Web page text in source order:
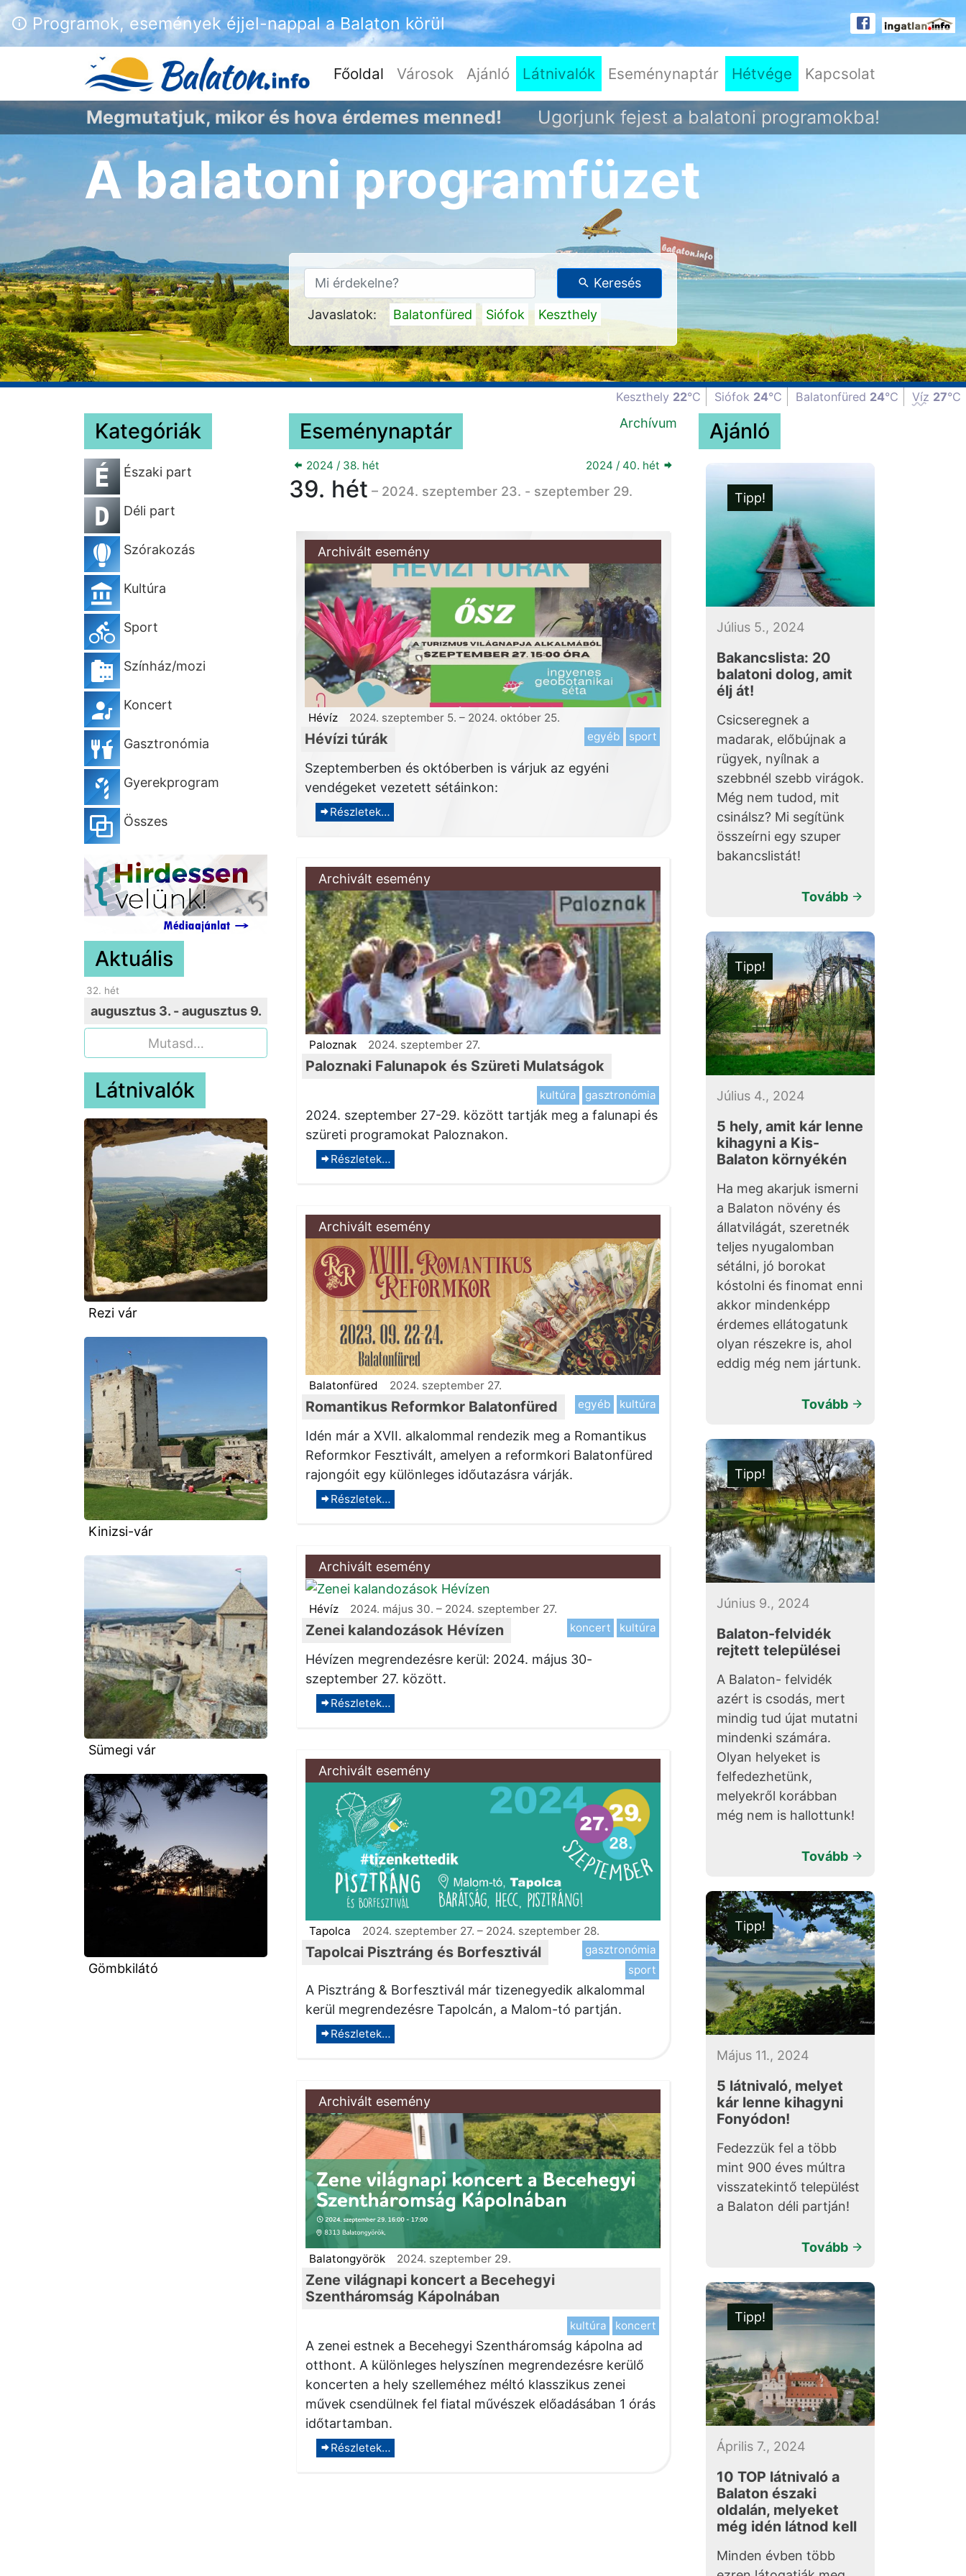
Programok, események éjjel-nappal a Balaton körül
Főoldal (current)
Városok Ajánló Látnivalók Eseménynaptár Hétvége Kapcsolat
Megmutatjuk, mikor és hova érdemes menned! Ugorjunk fejest a balatoni programokba!
A balatoni programfüzet
Keresés
Javaslatok: Balatonfüred Siófok Keszthely
Keszthely 22°C Siófok 24°C Balatonfüred 24°C Víz 27°C
Kategóriák
É Északi part
D Déli part
Szórakozás
Kultúra
Sport
Színház/mozi
Koncert
Gasztronómia
Gyerekprogram
Összes
Aktuális
32. hét
augusztus 3. - augusztus 9.
Mutasd…
Látnivalók
Rezi vár
Kinizsi-vár
Sümegi vár
Gömbkilátó
Eseménynaptár Archívum
2024 / 38. hét 2024 / 40. hét
39. hét – 2024. szeptember 23. - szeptember 29.
Archivált esemény
Hévíz 2024. szeptember 5. – 2024. október 25.
Hévízi túrák sport
egyéb
Szeptemberben és októberben is várjuk az egyéni
vendégeket vezetett sétáinkon:
Részletek…
Archivált esemény
Paloznak 2024. szeptember 27.
Paloznaki Falunapok és Szüreti Mulatságok
gasztronómia
kultúra
2024. szeptember 27-29. között tartják meg a falunapi és
szüreti programokat Paloznakon.
Részletek…
Archivált esemény
Balatonfüred 2024. szeptember 27.
Romantikus Reformkor Balatonfüred kultúra
egyéb
Idén már a XVII. alkalommal rendezik meg a Romantikus
Reformkor Fesztivált, amelyen a reformkori Balatonfüred
rajongóit egy különleges időutazásra várják.
Részletek…
Archivált esemény
Hévíz 2024. május 30. – 2024. szeptember 27.
Zenei kalandozások Hévízen kultúra
koncert
Hévízen megrendezésre kerül: 2024. május 30-
szeptember 27. között.
Részletek…
Archivált esemény
Tapolca 2024. szeptember 27. – 2024. szeptember 28.
Tapolcai Pisztráng és Borfesztivál
gasztronómia
sport
A Pisztráng & Borfesztivál már tizenegyedik alkalommal
kerül megrendezésre Tapolcán, a Malom-tó partján.
Részletek…
Archivált esemény
Balatongyörök 2024. szeptember 29.
Zene világnapi koncert a Becehegyi
Szentháromság Kápolnában
koncert
kultúra
A zenei estnek a Becehegyi Szentháromság kápolna ad
otthont. A különleges helyszínen megrendezésre kerülő
koncerten a hely szelleméhez méltó klasszikus zenei
művek csendülnek fel fiatal művészek előadásában 1 órás
időtartamban.
Részletek…
Ajánló
Tipp!
Július 5., 2024
Bakancslista: 20
balatoni dolog, amit
élj át!
Csicseregnek a
madarak, előbújnak a
rügyek, nyílnak a
szebbnél szebb virágok.
Még nem tudod, mit
csinálsz? Mi segítünk
összeírni egy szuper
bakancslistát!
Tovább
Tipp!
Július 4., 2024
5 hely, amit kár lenne
kihagyni a Kis-
Balaton környékén
Ha meg akarjuk ismerni
a Balaton növény és
állatvilágát, szeretnék
teljes nyugalomban
sétálni, jó borokat
kóstolni és finomat enni
akkor mindenképp
érdemes ellátogatunk
olyan részekre is, ahol
eddig még nem jártunk.
Tovább
Tipp!
Június 9., 2024
Balaton-felvidék
rejtett települései
A Balaton- felvidék
azért is csodás, mert
mindig tud újat mutatni
mindenki számára.
Olyan helyeket is
felfedezhetünk,
melyekről korábban
még nem is hallottunk!
Tovább
Tipp!
Május 11., 2024
5 látnivaló, melyet
kár lenne kihagyni
Fonyódon!
Fedezzük fel a több
mint 900 éves múltra
visszatekintő települést
a Balaton déli partján!
Tovább
Tipp!
Április 7., 2024
10 TOP látnivaló a
Balaton északi
oldalán, melyeket
még idén látnod kell
Minden évben több